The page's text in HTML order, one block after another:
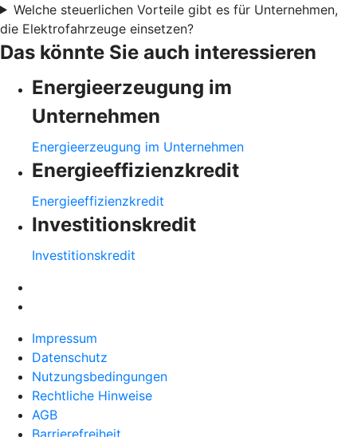
Welche steuerlichen Vorteile gibt es für Unternehmen,
die Elektrofahrzeuge einsetzen?
Das könnte Sie auch interessieren
Energieerzeugung im
Unternehmen
Energieerzeugung im Unternehmen
Energieeffizienzkredit
Energieeffizienzkredit
Investitionskredit
Investitionskredit
Impressum
Datenschutz
Nutzungsbedingungen
Rechtliche Hinweise
AGB
Barrierefreiheit